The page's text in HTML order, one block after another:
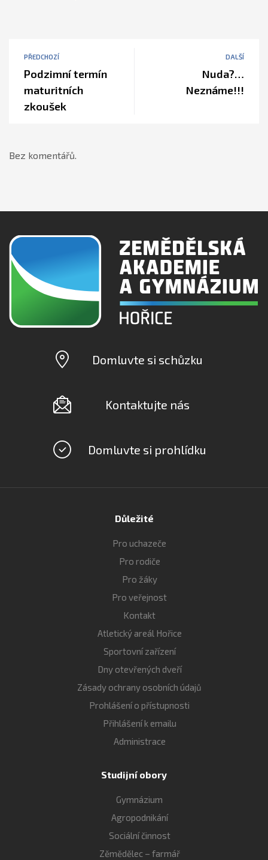
PŘEDCHOZÍ
Podzimní termín
maturitních
zkoušek
DALŠÍ
Nuda?…
Neznáme!!!
Bez komentářů.
Domluvte si schůzku
Kontaktujte nás
Domluvte si prohlídku
Důležité
Pro uchazeče
Pro rodiče
Pro žáky
Pro veřejnost
Kontakt
Atletický areál Hořice
Sportovní zařízení
Dny otevřených dveří
Zásady ochrany osobních údajů
Prohlášení o přístupnosti
Přihlášení k emailu
Administrace
Studijní obory
Gymnázium
Agropodnikání
Sociální činnost
Zěmědělec – farmář